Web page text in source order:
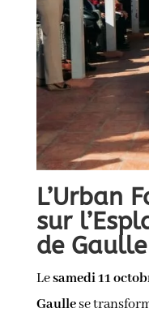
L’Urban
sur
de Gaulle
Lesamedi 11
Gaullese